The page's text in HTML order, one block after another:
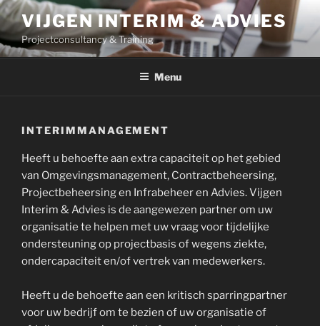
Ga
naar
de
inhoud
VIJGEN INTERIM & ADVIES
Projectconsultancy & Training
Menu
INTERIMMANAGEMENT
Heeft u behoefte aan extra capaciteit op het gebied
van Omgevingsmanagement, Contractbeheersing,
Projectbeheersing en Infrabeheer en Advies. Vijgen
Interim & Advies is de aangewezen partner om uw
organisatie te helpen met uw vraag voor tijdelijke
ondersteuning op projectbasis of wegens ziekte,
ondercapaciteit en/of vertrek van medewerkers.
Heeft u de behoefte aan een kritisch sparringpartner
voor uw bedrijf om te bezien of uw organisatie of